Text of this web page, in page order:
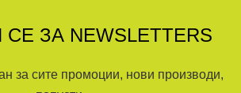
ЗА NEWSLETTERS
за сите промоции, нови производи,